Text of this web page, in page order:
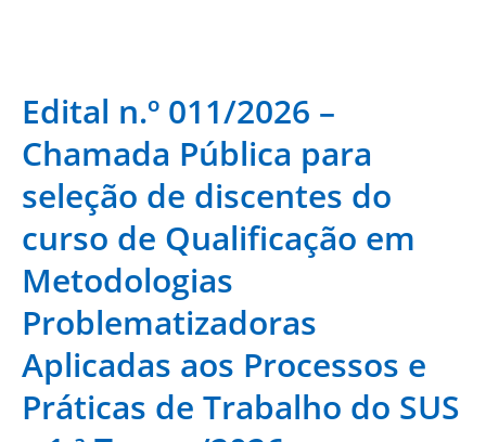
Edital n.º 011/2026 –
Chamada Pública para
seleção de discentes do
curso de Qualificação em
Metodologias
Problematizadoras
Aplicadas aos Processos e
Práticas de Trabalho do SUS